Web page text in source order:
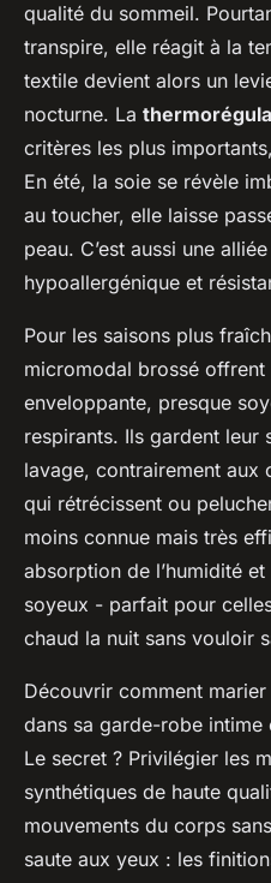
qualité du sommeil.
transpire, elle réagit à la
textile devient alors un
nocturne. La
critères les plus
En été, la soie se révèle
au toucher, elle laisse
peau. C’est aussi une
hypoallergénique et
Pour les saisons plus
micromodal brossé offrent
enveloppante, presque
respirants. Ils gardent leur
lavage, contrairement aux
qui rétrécissent ou
moins connue mais très
absorption de l’humidité
soyeux - parfait pour
chaud la nuit sans vouloir
Découvrir comment
dans sa garde-robe intime
Le secret ? Privilégier les
synthétiques de haute
mouvements du corps
saute aux yeux : les